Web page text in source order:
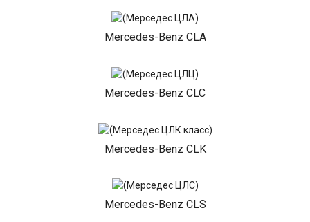
Mercedes-Benz CLA
Mercedes-Benz CLC
Mercedes-Benz CLK
Mercedes-Benz CLS